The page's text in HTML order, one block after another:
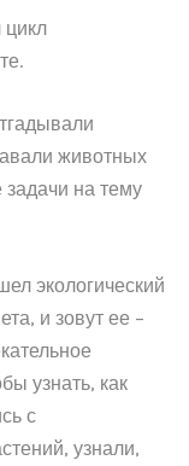
цикл
животных
на тему
экологический
и зовут ее –
узнать, как
с
узнали,